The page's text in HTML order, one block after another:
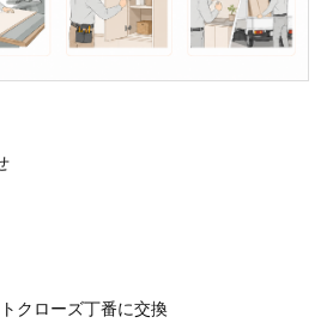
クローズ丁番に交換